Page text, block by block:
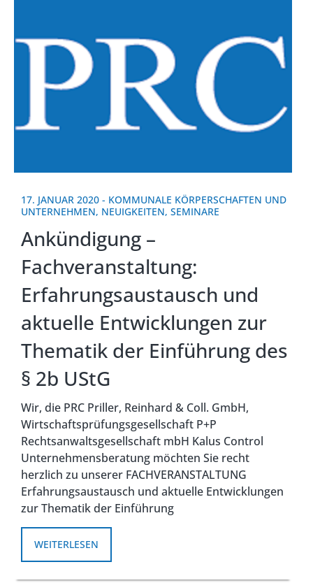
17. JANUAR 2020 - KOMMUNALE KÖRPERSCHAFTEN UND
UNTERNEHMEN, NEUIGKEITEN, SEMINARE
Ankündigung –
Fachveranstaltung:
Erfahrungsaustausch und
aktuelle Entwicklungen zur
Thematik der Einführung des
§ 2b UStG
Wir, die PRC Priller, Reinhard & Coll. GmbH,
Wirtschaftsprüfungsgesellschaft P+P
Rechtsanwaltsgesellschaft mbH Kalus Control
Unternehmensberatung möchten Sie recht
herzlich zu unserer FACHVERANSTALTUNG
Erfahrungsaustausch und aktuelle Entwicklungen
zur Thematik der Einführung
WEITERLESEN